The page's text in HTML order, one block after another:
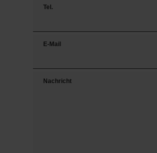
Tel.
E-Mail
Nachricht